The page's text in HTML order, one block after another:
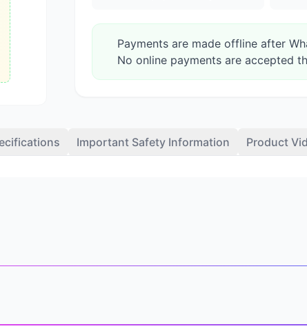
Payments are made offline after
No online payments are accepted
Important Safety Information Product